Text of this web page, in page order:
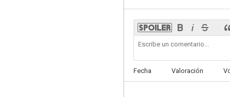
Fecha Valoración